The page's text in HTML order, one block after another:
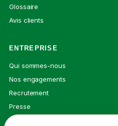
Glossaire
Avis clients
ENTREPRISE
Qui sommes-nous
Nos engagements
Recrutement
Presse
Contact